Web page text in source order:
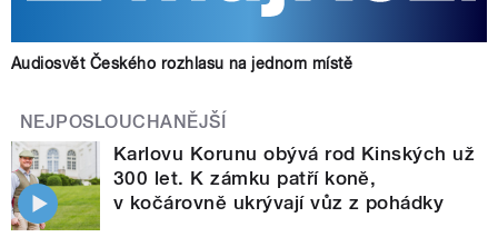
Audiosvět Českého rozhlasu na jednom místě
NEJPOSLOUCHANĚJŠÍ
Karlovu Korunu obývá rod Kinských už
300 let. K zámku patří koně,
v kočárovně ukrývají vůz z pohádky